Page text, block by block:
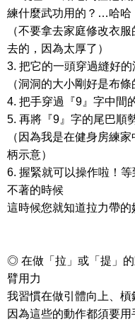
練什麼武功用的？…哈哈
（不要拿去家庭修改衣
去的，因為太厚了）
3. 把它的一頭穿過縫好
（洞洞的大小剛好是布
4. 把手穿過『9』字中間
5. 再將『9』字的尾巴順
（因為我是在健身房練
柄示意）
6. 握緊就可以操作啦！
不著的時候
這時候您就知道拉力帶的
◎ 在做「拉」或「提」
臂用力
我習慣在做引體向上、
因為這些的動作都須要用